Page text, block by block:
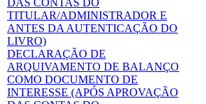
DAS CONTAS DO
TITULAR/ADMINISTRADOR E
ANTES DA AUTENTICAÇÃO DO
LIVRO)
DECLARAÇÃO DE
ARQUIVAMENTO DE BALANÇO
COMO DOCUMENTO DE
INTERESSE (APÓS APROVAÇÃO